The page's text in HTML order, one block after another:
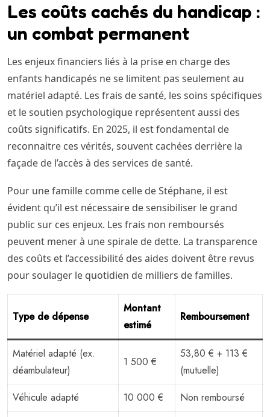
Les coûts cachés du handicap :
un combat permanent
Les enjeux financiers liés à la prise en charge des
enfants handicapés ne se limitent pas seulement au
matériel adapté. Les frais de santé, les soins spécifiques
et le soutien psychologique représentent aussi des
coûts significatifs. En 2025, il est fondamental de
reconnaitre ces vérités, souvent cachées derrière la
façade de l’accès à des services de santé.
Pour une famille comme celle de Stéphane, il est
évident qu’il est nécessaire de sensibiliser le grand
public sur ces enjeux. Les frais non remboursés
peuvent mener à une spirale de dette. La transparence
des coûts et l’accessibilité des aides doivent être revus
pour soulager le quotidien de milliers de familles.
Type de dépense
Montant
estimé
Remboursement
Matériel adapté (ex.
déambulateur)
1 500 €
53,80 € + 113 €
(mutuelle)
Véhicule adapté
10 000 €
Non remboursé